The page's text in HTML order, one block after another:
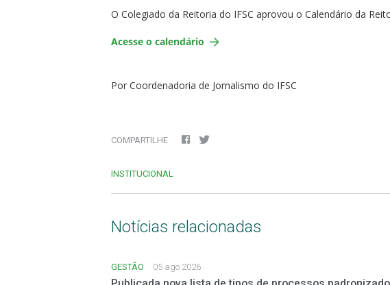
O Colegiado da Reitoria do IFSC aprovou o Calendário da
Acesse o calendário
Por Coordenadoria de Jornalismo do IFSC
COMPARTILHE
INSTITUCIONAL
Notícias relacionadas
GESTÃO 05 ago 2026